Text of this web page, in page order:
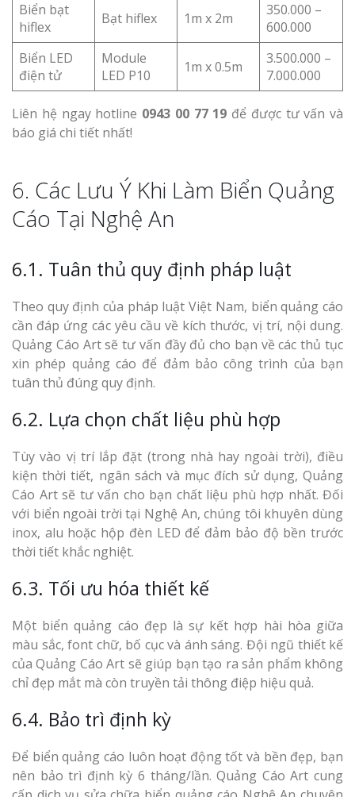
Biển bạt
hiflex
Bạt hiflex 1m x 2m
350.000 –
600.000
Biển LED
điện tử
Module
LED P10
1m x 0.5m
3.500.000 –
7.000.000
Liên hệ ngay hotline 0943 00 77 19 để được tư vấn và
báo giá chi tiết nhất!
6. Các Lưu Ý Khi Làm Biển Quảng
Cáo Tại Nghệ An
6.1. Tuân thủ quy định pháp luật
Theo quy định của pháp luật Việt Nam, biển quảng cáo
cần đáp ứng các yêu cầu về kích thước, vị trí, nội dung.
Quảng Cáo Art sẽ tư vấn đầy đủ cho bạn về các thủ tục
xin phép quảng cáo để đảm bảo công trình của bạn
tuân thủ đúng quy định.
6.2. Lựa chọn chất liệu phù hợp
Tùy vào vị trí lắp đặt (trong nhà hay ngoài trời), điều
kiện thời tiết, ngân sách và mục đích sử dụng, Quảng
Cáo Art sẽ tư vấn cho bạn chất liệu phù hợp nhất. Đối
với biển ngoài trời tại Nghệ An, chúng tôi khuyên dùng
inox, alu hoặc hộp đèn LED để đảm bảo độ bền trước
thời tiết khắc nghiệt.
6.3. Tối ưu hóa thiết kế
Một biển quảng cáo đẹp là sự kết hợp hài hòa giữa
màu sắc, font chữ, bố cục và ánh sáng. Đội ngũ thiết kế
của Quảng Cáo Art sẽ giúp bạn tạo ra sản phẩm không
chỉ đẹp mắt mà còn truyền tải thông điệp hiệu quả.
6.4. Bảo trì định kỳ
Để biển quảng cáo luôn hoạt động tốt và bền đẹp, bạn
nên bảo trì định kỳ 6 tháng/lần. Quảng Cáo Art cung